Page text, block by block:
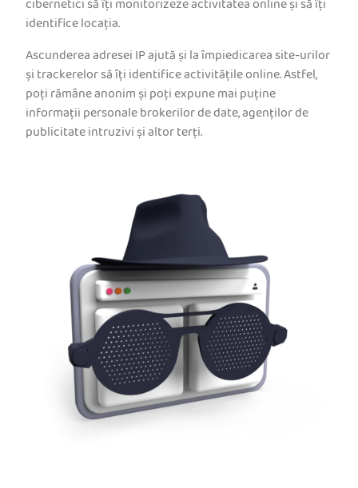
cibernetici să îți monitorizeze activitatea online și să îți
identifice locația.
Ascunderea adresei IP ajută și la împiedicarea site-urilor
și trackerelor să îți identifice activitățile online. Astfel,
poți rămâne anonim și poți expune mai puține
informații personale brokerilor de date, agenților de
publicitate intruzivi și altor terți.